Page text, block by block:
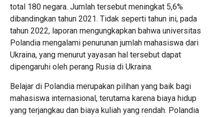
total 180 negara. Jumlah tersebut meningkat 5,6%
dibandingkan tahun 2021. Tidak seperti tahun ini, pada
tahun 2022, laporan mengungkapkan bahwa universitas
Polandia mengalami penurunan jumlah mahasiswa dari
Ukraina, yang menurut yayasan hal tersebut dapat
dipengaruhi oleh perang Rusia di Ukraina.
Belajar di Polandia merupakan pilihan yang baik bagi
mahasiswa internasional, terutama karena biaya hidup
yang terjangkau dan biaya kuliah yang rendah. Polandia